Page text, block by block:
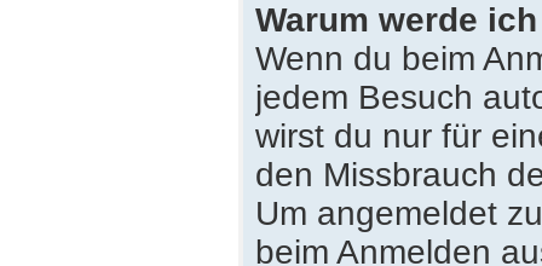
Warum werde
Wenn du beim
jedem Besuch
wirst du nur für
den Missbrauch
Um angemeldet
beim Anmelden